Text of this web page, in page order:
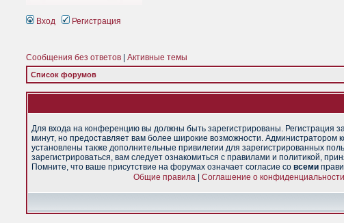
Вход Регистрация
Сообщения без ответов Активные темы
Список форумов
Для входа на конференцию вы должны быть зарегистрированы. Регистрация
минут, но предоставляет вам более широкие возможности. Администратором
установлены также дополнительные привилегии для зарегистрированных
зарегистрироваться, вам следует ознакомиться с правилами и политикой,
Помните, что ваше присутствие на форумах означает согласие со всеми
Общие правила
Соглашение о конфиденциальности